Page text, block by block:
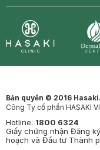
Bản quyền © 2016
Công Ty cổ phần HASAKI
Hotline: 1800 6324
Giấy chứng nhận Đăng
hoạch và Đầu tư Thành